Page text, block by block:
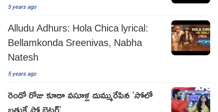
5 years ago
Alludu Adhurs: Hola Chica lyrical:
Bellamkonda Sreenivas, Nabha
Natesh
5 years ago
రెండో రోజు కూడా వసూళ్ల దుమ్మురేపిన 'సోలో